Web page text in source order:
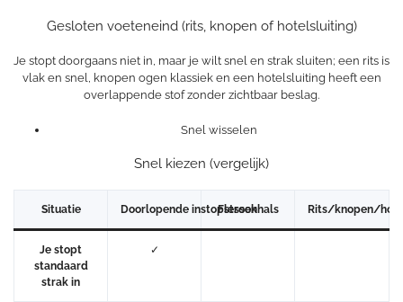
Gesloten voeteneind (rits, knopen of hotelsluiting)
Je stopt doorgaans niet in, maar je wilt snel en strak sluiten; een rits is
vlak en snel, knopen ogen klassiek en een hotelsluiting heeft een
overlappende stof zonder zichtbaar beslag.
Snel wisselen
Snel kiezen (vergelijk)
Situatie Doorlopende instopstrook
Flessenhals Rits/knopen/
Je stopt
standaard
strak in
✓